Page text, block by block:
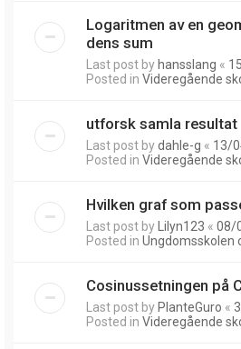
Logaritmen av en
dens sum
Last post by hansslang «
Posted in Videregående
utforsk samla resultat
Last post bydahle-g « 13/
Posted in Videregående
Hvilken graf som
Last post by Lilyn123 « 08/
Posted in Ungdomsskolen
Cosinussetningen på
Last post by PlanteGuro «
Posted in Videregående